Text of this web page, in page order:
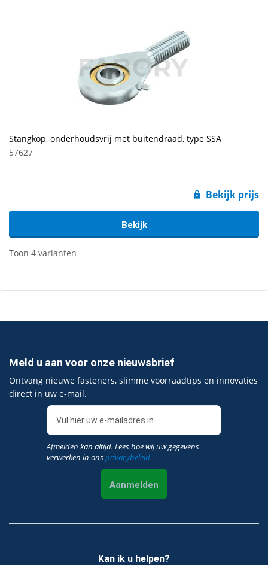
Stangkop, onderhoudsvrij met buitendraad, type SSA
57627
Bekijk prijs
Bekijk
Toon 4 varianten
Meld u aan voor onze nieuwsbrief
Ontvang nieuwe fasteners, slimme voorraadtips en innovaties
direct in uw e‑mail.
Afmelden kan altijd. Lees hoe wij uw gegevens
verwerken in onsprivacybeleid
Aanmelden
Kan ik u helpen?